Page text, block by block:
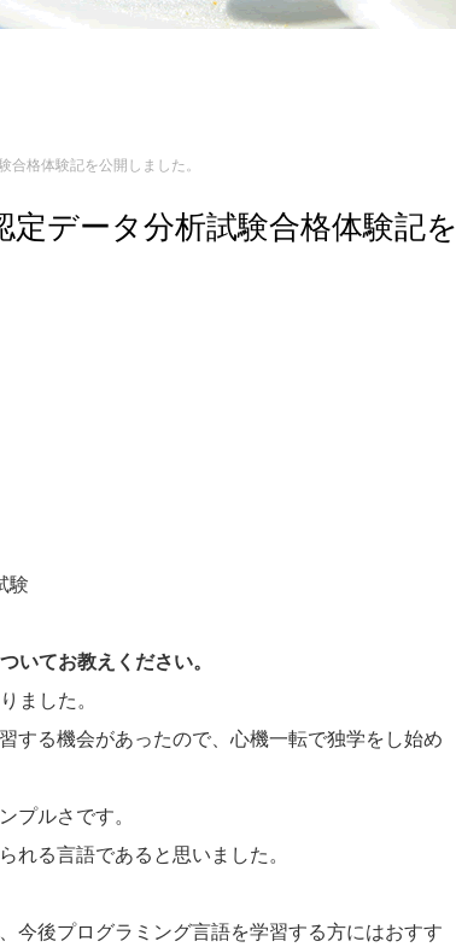
格体験記を公開しました。
データ分析試験合格体験記を
験
てお教えください。
ました。
する機会があったので、心機一転で独学をし始め
プルさです。
る言語であると思いました。
今後プログラミング言語を学習する方にはおすす